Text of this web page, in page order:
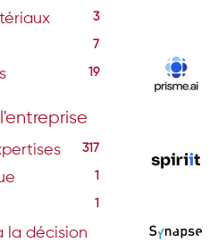
3
7
19
317
1
1
la décision